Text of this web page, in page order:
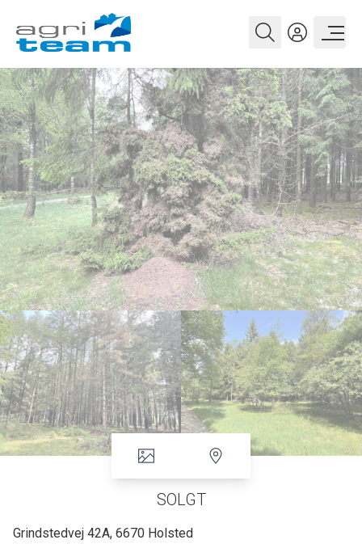
SOLGT
Grindstedvej 42A, 6670 Holsted